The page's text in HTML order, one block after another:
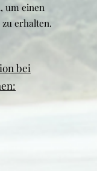
um einen
erhalten.
bei